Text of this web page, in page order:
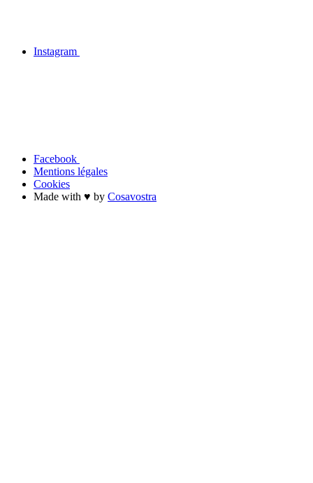
Instagram
Facebook
Mentions légales
Cookies
Made with ♥ by Cosavostra